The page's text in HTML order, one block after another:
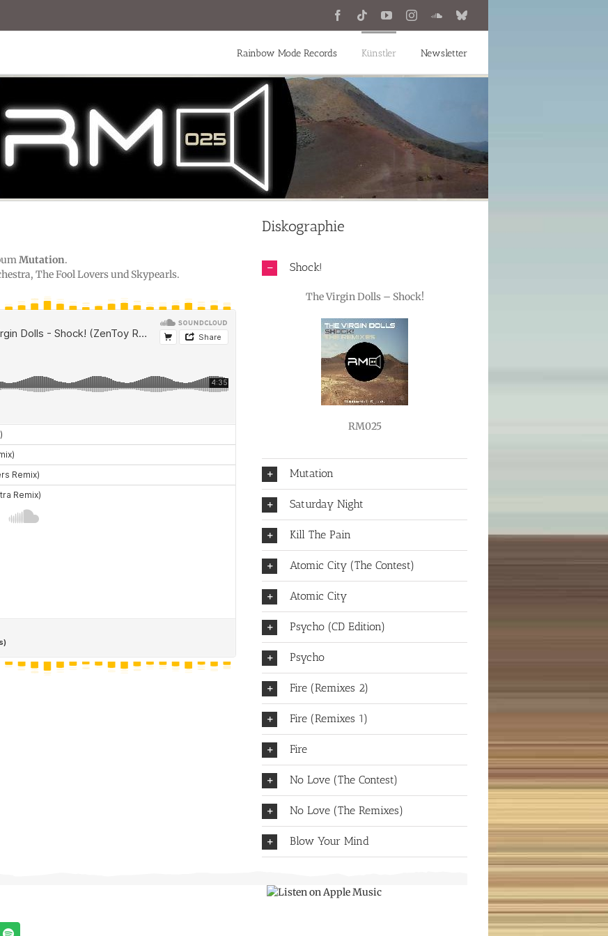
Facebook
TiktokYouTubeInstagramSoundCloud
Bluesky
Rainbow Mode Records Künstler Newsletter
Mutation.
The Fool Lovers und Skypearls.
Diskographie
Shock!
The Virgin Dolls – Shock!
RM025
Mutation
Saturday Night
Kill The Pain
Atomic City (The Contest)
Atomic City
Psycho (CD Edition)
Psycho
Fire (Remixes 2)
Fire (Remixes 1)
Fire
No Love (The Contest)
No Love (The Remixes)
Blow Your Mind